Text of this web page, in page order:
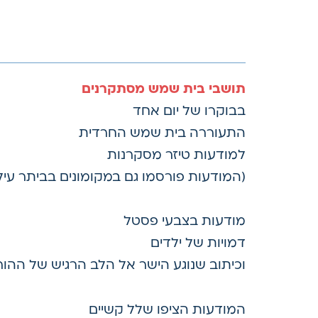
תושבי בית שמש מסתקרנים
בבוקרו של יום אחד
התעוררה בית שמש החרדית
למודעות טיזר מסקרנות
(המודעות פורסמו גם במקומונים בביתר
מודעות בצבעי פסטל
דמויות של ילדים
וכיתוב שנוגע הישר אל הלב הרגיש של
המודעות הציפו שלל קשיים